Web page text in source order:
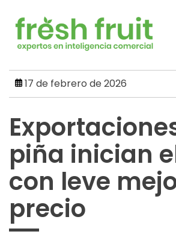
content
17 de febrero de 2026
piña inician
con leve
precio